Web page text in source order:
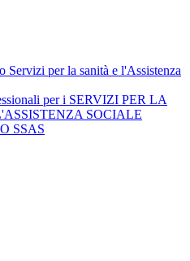
Servizi per la sanità e l'Assistenza
per i SERVIZI PER LA
SOCIALE
SSAS